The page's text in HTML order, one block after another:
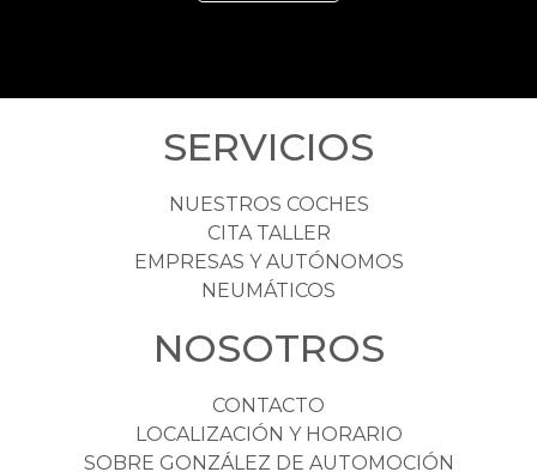
SERVICIOS
NUESTROS COCHES
CITA TALLER
EMPRESAS Y AUTÓNOMOS
NEUMÁTICOS
NOSOTROS
CONTACTO
LOCALIZACIÓN Y HORARIO
SOBRE GONZÁLEZ DE AUTOMOCIÓN